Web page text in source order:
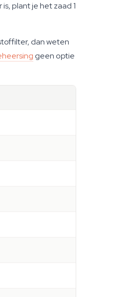
plant je het zaad 1
dan weten
geen optie